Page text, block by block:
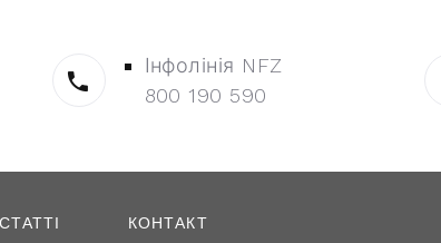
Інфолінія NFZ
800 190 590
СТАТТІ КОНТАКТ